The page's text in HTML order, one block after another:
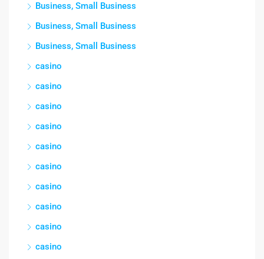
Business, Small Business
Business, Small Business
Business, Small Business
casino
casino
casino
casino
casino
casino
casino
casino
casino
casino